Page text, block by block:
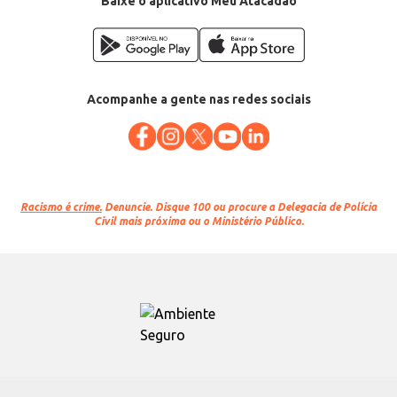
Acompanhe a gente nas redes sociais
Racismo é crime. Denuncie. Disque 100 ou procure a Delegacia de Polícia
Civil mais próxima ou o Ministério Público.